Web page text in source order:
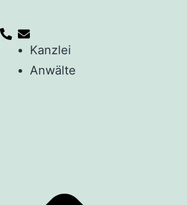
Kanzlei
Anwälte